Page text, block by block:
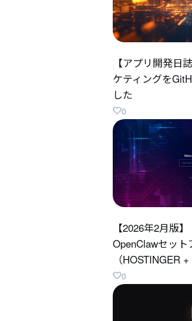
【アプリ開発日
ケティングを
した
0
【2026年2月版
OpenClawセット
（HOSTINGER +
0